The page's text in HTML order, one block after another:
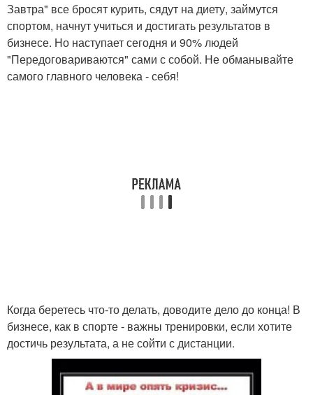
Завтра" все бросят курить, сядут на диету, займутся
спортом, начнут учиться и достигать результатов в
бизнесе. Но наступает сегодня и 90% людей
"Передоговариваются" сами с собой. Не обманывайте
самого главного человека - себя!
Когда беретесь что-то делать, доводите дело до конца! В
бизнесе, как в спорте - важны тренировки, если хотите
достичь результата, а не сойти с дистанции.